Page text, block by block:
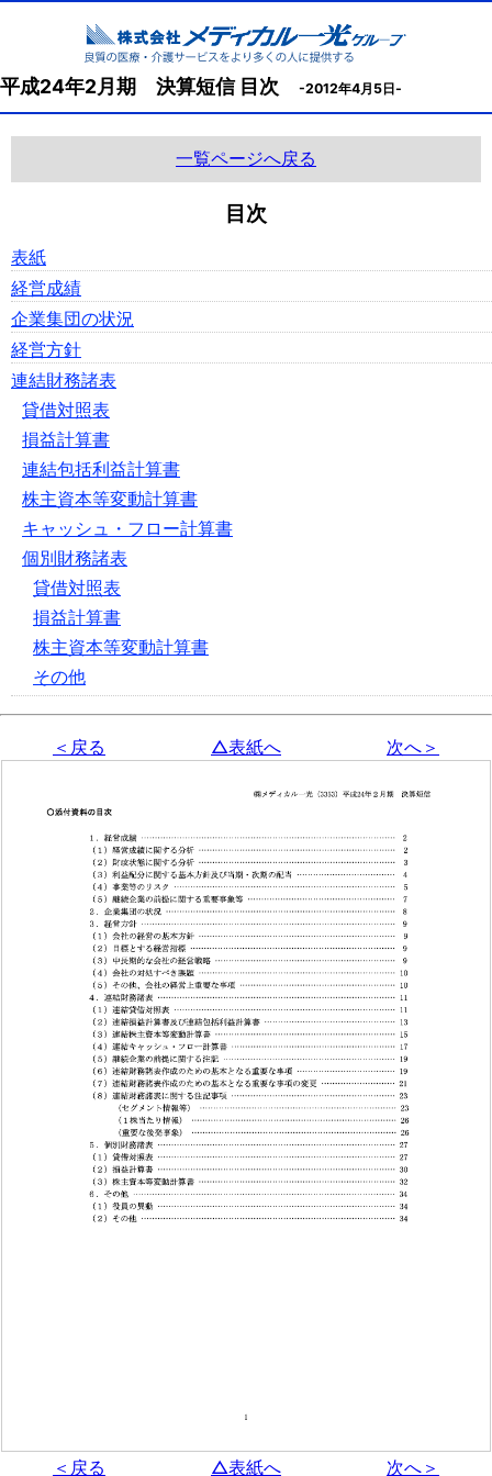
平成24年2月期 決算短信 目次 -2012年4月5日-
一覧ページへ戻る
目次
表紙
経営成績
企業集団の状況
経営方針
連結財務諸表
貸借対照表
損益計算書
連結包括利益計算書
株主資本等変動計算書
キャッシュ・フロー計算書
個別財務諸表
貸借対照表
損益計算書
株主資本等変動計算書
その他
＜戻る △表紙へ 次へ＞
＜戻る △表紙へ 次へ＞